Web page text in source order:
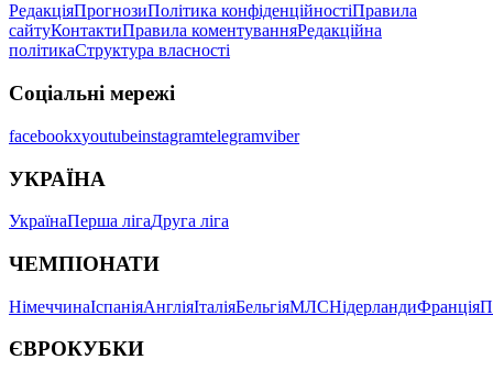
РедакціяПрогнозиПолітика конфіденційностіПравила
сайтуКонтактиПравила коментуванняРедакційна
політикаСтруктура власності
Соціальні мережі
facebookxyoutubeinstagramtelegramviber
УКРАЇНА
УкраїнаПерша лігаДруга ліга
ЧЕМПІОНАТИ
НімеччинаІспаніяАнгліяІталіяБельгіяМЛСНідерландиФранція
ЄВРОКУБКИ